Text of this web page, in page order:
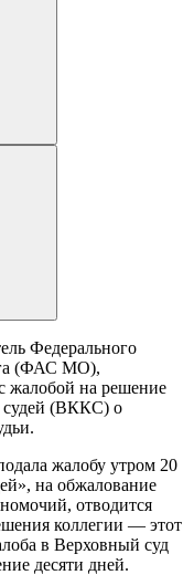
Федерального
(ФАС МО),
жалобой на решение
судей (ВККС) о
жалобу утром 20
на обжалование
отводится
коллегии — этот
в Верховный суд
десяти дней.